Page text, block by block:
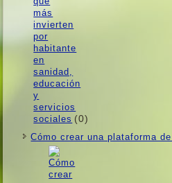
(0)
Cómo crear una plataforma